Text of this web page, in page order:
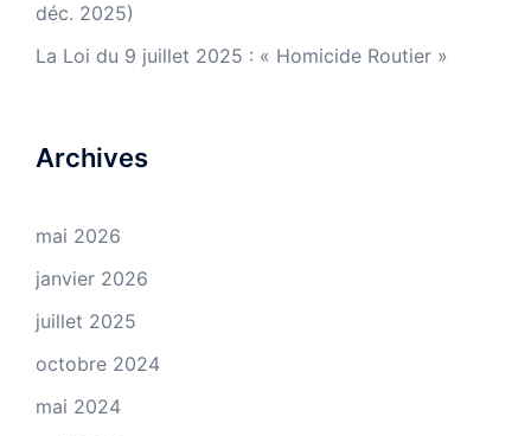
déc. 2025)
La Loi du 9 juillet 2025 : « Homicide Routier »
Archives
mai 2026
janvier 2026
juillet 2025
octobre 2024
mai 2024